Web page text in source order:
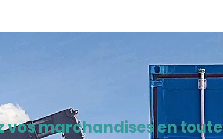
vos marchandises en toute